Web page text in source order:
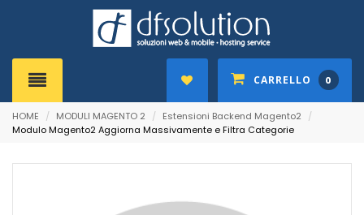
CARRELLO 0
HOME / MODULI MAGENTO 2 / Estensioni Backend Magento2
/
Modulo Magento2 Aggiorna Massivamente e Filtra Categorie